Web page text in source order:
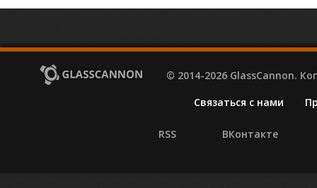
© 2014-2026 GlassCannon.
Связаться с нами
RSS ВКонтакте